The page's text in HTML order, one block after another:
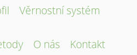
Věrnostní systém
O nás Kontakt